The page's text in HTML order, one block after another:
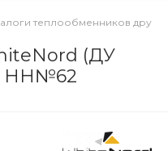
теплообменников
(ДУ
НН№62